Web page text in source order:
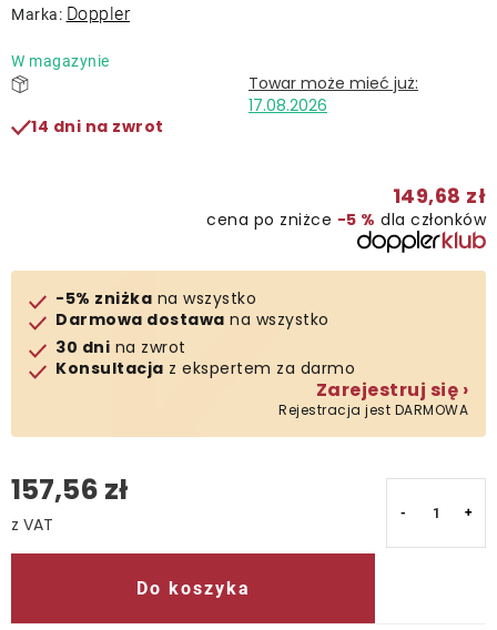
Kolekcja
Markowane marki
Kontakt
Marka: Doppler
W magazynie
17.08.2026
14 dni na zwrot
149,68 zł
cena po zniżce −5 % dla członków
-5% zniżka na wszystko
Darmowa dostawa na wszystko
30 dni na zwrot
Konsultacja z ekspertem za darmo
Zarejestruj się ›
Rejestracja jest DARMOWA
157,56 zł
Do koszyka